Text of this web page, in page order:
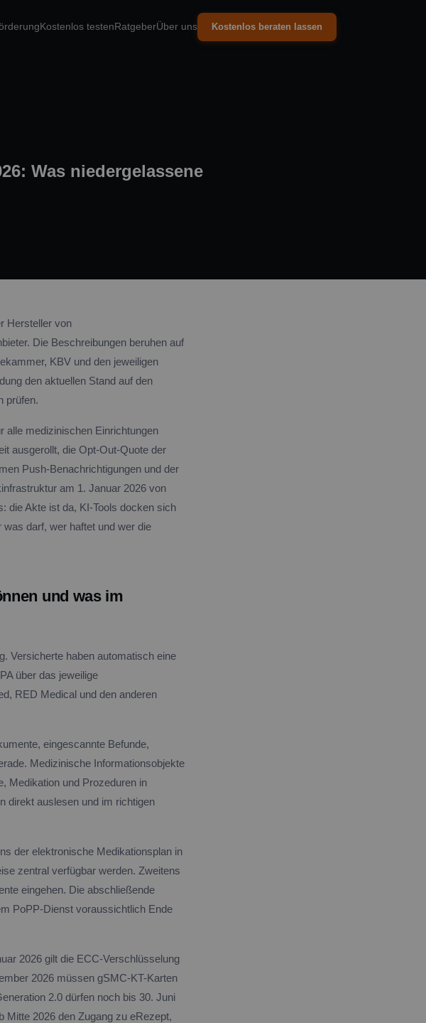
Kostenlos testen RatgeberÜber uns Kostenlos beraten lassen
Was niedergelassene
Hersteller von
Die Beschreibungen beruhen auf
KBV und den jeweiligen
den aktuellen Stand auf den
prüfen.
alle medizinischen Einrichtungen
ausgerollt, die Opt-Out-Quote der
Push-Benachrichtigungen und der
am 1. Januar 2026 von
die Akte ist da, KI-Tools docken sich
darf, wer haftet und wer die
und was im
Versicherte haben automatisch eine
über das jeweilige
RED Medical und den anderen
eingescannte Befunde,
Medizinische Informationsobjekte
Medikation und Prozeduren in
direkt auslesen und im richtigen
der elektronische Medikationsplan in
zentral verfügbar werden. Zweitens
eingehen. Die abschließende
PoPP-Dienst voraussichtlich Ende
2026 gilt die ECC-Verschlüsselung
2026 müssen gSMC-KT-Karten
2.0 dürfen noch bis 30. Juni
Mitte 2026 den Zugang zu eRezept,